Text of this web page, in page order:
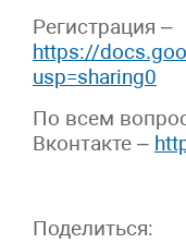
Регистрация –
https://
usp=sharing0
По всем
Вконтакте –
Поделиться: